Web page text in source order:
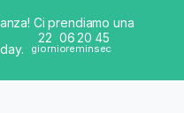
Ci prendiamo una
22
giorni
06
ore
20
min
45
sec